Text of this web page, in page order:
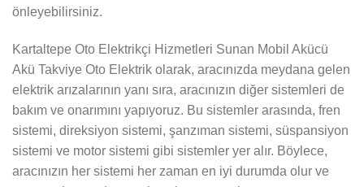
önleyebilirsiniz.
Kartaltepe Oto Elektrikçi Hizmetleri Sunan Mobil Akücü
Akü Takviye Oto Elektrik olarak, aracınızda meydana gelen
elektrik arızalarının yanı sıra, aracınızın diğer sistemleri de
bakım ve onarımını yapıyoruz. Bu sistemler arasında, fren
sistemi, direksiyon sistemi, şanzıman sistemi, süspansiyon
sistemi ve motor sistemi gibi sistemler yer alır. Böylece,
aracınızın her sistemi her zaman en iyi durumda olur ve